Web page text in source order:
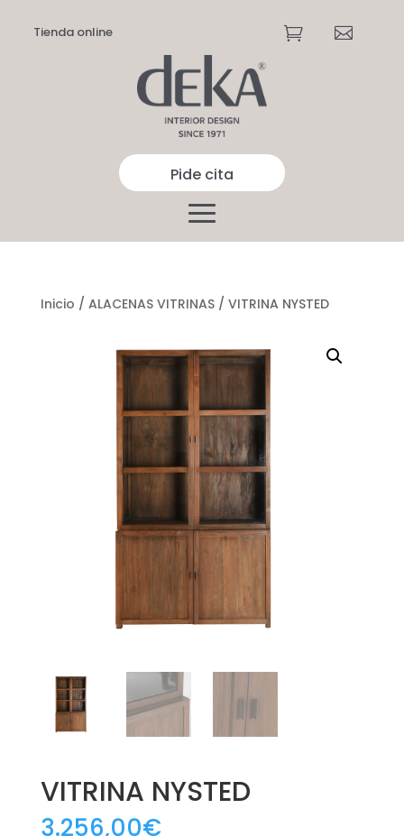
Tienda online  
Pide cita
Inicio / ALACENAS VITRINAS/ VITRINA NYSTED
VITRINA NYSTED
3.256,00€